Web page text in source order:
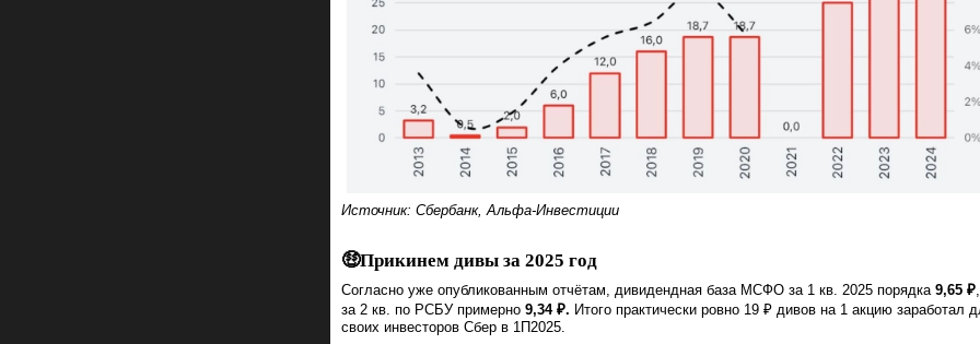
Источник: Сбербанк, Альфа-Инвестиции
🤑Прикинем дивы за 2025 год
Согласно уже опубликованным отчётам, дивидендная база МСФО за 1 кв. 2025 порядка 9,65 ₽
за 2 кв. по РСБУ примерно 9,34 ₽. Итого практически ровно 19 ₽ дивов на 1 акцию заработал
своих инвесторов Сбер в 1П2025.